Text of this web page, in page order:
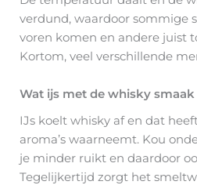
verdund, waardoor sommige
voren komen en andere juist
Kortom, veel verschillende
Wat ijs met de whisky
IJs koelt whisky af en dat
aroma’s waarneemt. Kou
je minder ruikt en daardoor
Tegelijkertijd zorgt het